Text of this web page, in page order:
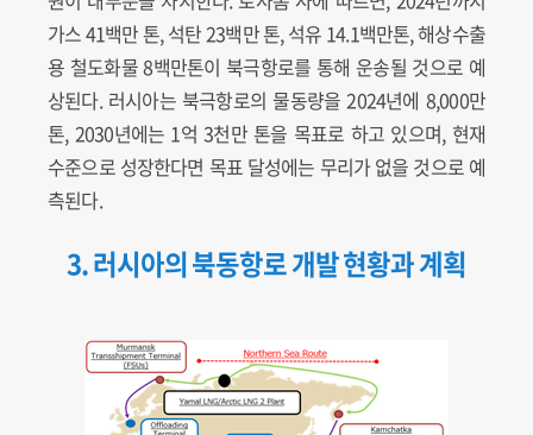
가스 41백만 톤, 석탄 23백만 톤, 석유 14.1백만톤, 해상수출
용 철도화물 8백만톤이 북극항로를 통해 운송될 것으로 예
상된다. 러시아는 북극항로의 물동량을 2024년에 8,000만
톤, 2030년에는 1억 3천만 톤을 목표로 하고 있으며, 현재
수준으로 성장한다면 목표 달성에는 무리가 없을 것으로 예
측된다.
3. 러시아의 북동항로 개발 현황과 계획